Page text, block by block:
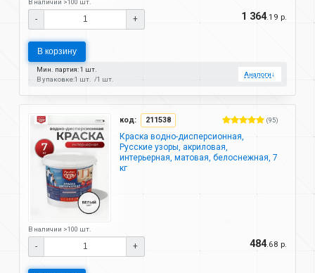
В наличии >100 шт.
- + 1 364.19 р.
В корзину
Мин. партия: 1 шт.
В упаковке:1 шт. 1 шт.
Аналоги↓
код: 211538 (95)
Краска водно-дисперсионная,
Русские узоры, акриловая,
интерьерная, матовая, белоснежная, 7
кг
В наличии >100 шт.
- + 484.68 р.